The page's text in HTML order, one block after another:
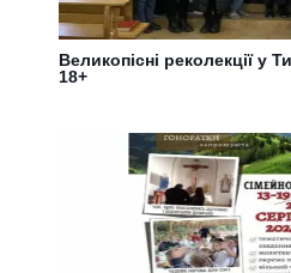
Великопісні реколекції у
18+